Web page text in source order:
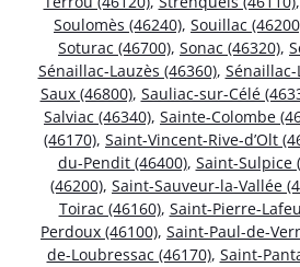
Soulomès (46240), Souillac
Soturac (46700), Sonac (46320),
Sénaillac-Lauzès (46360),
Saux (46800), Sauliac-sur-Célé
Salviac (46340), Sainte-Colombe
(46170), Saint-Vincent-Rive-d’Olt
du-Pendit (46400), Saint-Sulpice
(46200), Saint-Sauveur-la-Vallée
Toirac (46160), Saint-Pierre-
Perdoux (46100), Saint-Paul-de-
de-Loubressac (46170), Saint-